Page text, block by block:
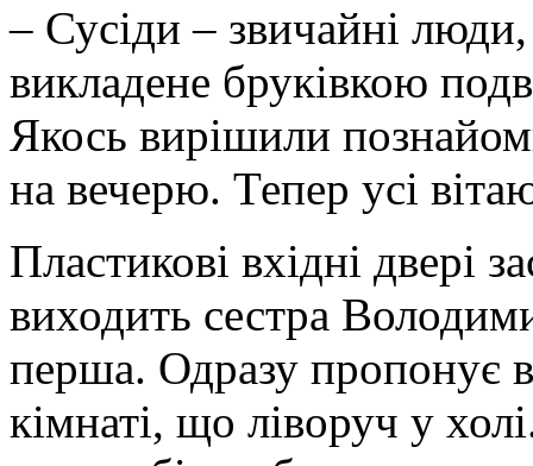
– Сусіди – звичайні
викладене бруківкою
Якось вирішили
на вечерю. Тепер усі
Пластикові вхідні двері
виходить сестра
перша. Одразу пропонує
кімнаті, що ліворуч у